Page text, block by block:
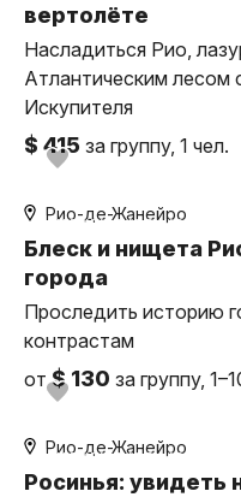
вертолёте
Насладиться Рио,
Атлантическим лесом
Искупителя
$ 415 за группу, 1 чел.
индивидуальная
Рио-де-Жанейро
Блеск и нищета
города
Проследить историю
контрастам
от$ 130 за группу,
индивидуальная
Рио-де-Жанейро
Росинья: увидеть